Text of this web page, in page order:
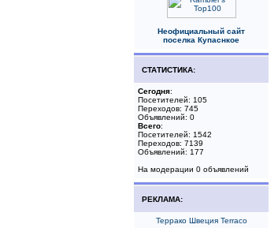
Неофициальный сайт
поселка Купаснкое
СТАТИСТИКА:
Сегодня:
Посетителей: 105
Переходов: 745
Объявлений: 0
Всего:
Посетителей: 1542
Переходов: 7139
Объявлений: 177
На модерации 0 объявлений
РЕКЛАМА:
Террако Швеция Terraco